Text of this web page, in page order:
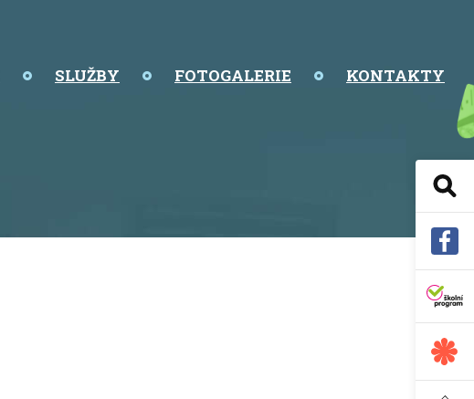
SLUŽBY FOTOGALERIE KONTAKTY